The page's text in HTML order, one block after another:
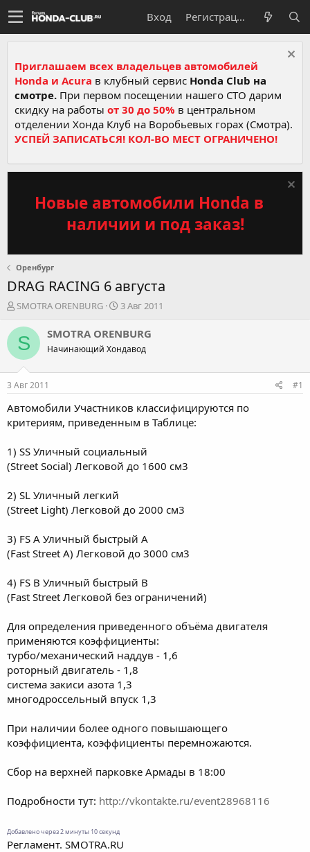
Вход Регистрация
Приглашаем всех владельцев автомобилей
Honda и Acura в клубный сервис Honda Club на
смотре. При первом посещении нашего СТО дарим
скидку на работы от 30 до 50% в центральном
отделении Хонда Клуб на Воробьевых горах (Смотра).
УСПЕЙ ЗАПИСАТЬСЯ! КОЛ-ВО МЕСТ ОГРАНИЧЕНО!
Новые автомобили Honda в
наличии и под заказ!
Оренбург
DRAG RACING 6 августа
А
т
о
р
е
ы
SMOTRA ORENBURG
Д
т
н
л
3 Авг 2011
S SMOTRA ORENBURG
Начинающий Хондавод
3 Авг 2011 #1
Автомобили Участников классифицируются по
критериям, приведенным в Таблице:
1) SS Уличный социальный
(Street Social) Легковой до 1600 см3
2) SL Уличный легкий
(Street Light) Легковой до 2000 см3
3) FS A Уличный быстрый А
(Fast Street A) Легковой до 3000 см3
4) FS B Уличный быстрый B
(Fast Street Легковой без ограничений)
Для определения приведенного объёма двигателя
применяются коэффициенты:
турбо/механический наддув - 1,6
роторный двигатель - 1,8
система закиси азота 1,3
многодроссельный впуск 1,3
При наличии более одного повышающего
коэффициента, коэффициенты перемножаются.
Сбор на верхней парковке Армады в 18:00
Подробности тут: http://vkontakte.ru/event28968116
Добавлено через 2 минуты 10 секунд
Регламент. SMOTRA.RU